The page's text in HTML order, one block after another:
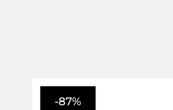
-87%